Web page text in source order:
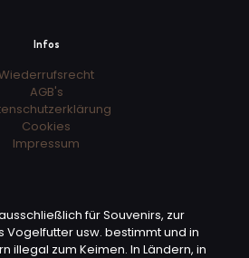
Infos
AGB's
Cookies
Impressum
für Souvenirs, zur
Vogelfutter usw. bestimmt und in
illegal zum Keimen. In Ländern, in